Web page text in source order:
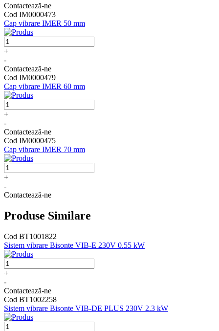
Contactează-ne
Cod IM0000473
Cap vibrare IMER 50 mm
+
-
Contactează-ne
Cod IM0000479
Cap vibrare IMER 60 mm
+
-
Contactează-ne
Cod IM0000475
Cap vibrare IMER 70 mm
+
-
Contactează-ne
Produse Similare
Cod BT1001822
Sistem vibrare Bisonte VIB-E 230V 0.55 kW
+
-
Contactează-ne
Cod BT1002258
Sistem vibrare Bisonte VIB-DE PLUS 230V 2.3 kW